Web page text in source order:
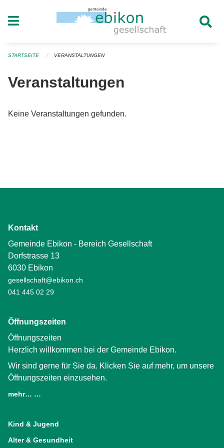
STARTSEITE VERANSTALTUNGEN
Veranstaltungen
Keine Veranstaltungen gefunden.
Kontakt
Gemeinde Ebikon - Bereich Gesellschaft
Dorfstrasse 13
6030 Ebikon
gesellschaft@ebikon.ch
041 445 02 29
Öffnungszeiten
Öffnungszeiten
Herzlich willkommen bei der Gemeinde Ebikon.
Wir sind gerne für Sie da. Klicken Sie auf mehr, um unsere
Öffnungszeiten einzusehen.
mehr… …
Kind & Jugend
Alter & Gesundheit